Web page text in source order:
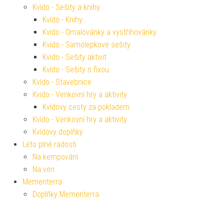
Kvído - Sešity a knihy
Kvído - Knihy
Kvído - Omalovánky a vystřihovánky
Kvído - Samolepkové sešity
Kvído - Sešity aktivit
Kvído - Sešity s fixou
Kvído - Stavebnice
Kvído - Venkovní hry a aktivity
Kvídovy cesty za pokladem
Kvído - Venkovní hry a aktivity
Kvídovy doplňky
Léto plné radosti
Na kempování
Na ven
Mementerra
Doplňky Mementerra